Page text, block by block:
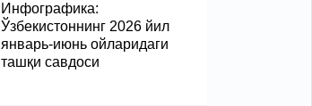
Инфографика:
Ўзбекистоннинг 2026 йил
январь-июнь ойларидаги
ташқи савдоси